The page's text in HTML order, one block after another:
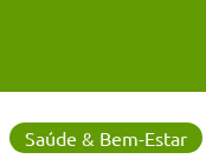
Saúde & Bem-Estar